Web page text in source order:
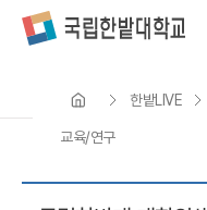
한밭LIVE
교육/연구